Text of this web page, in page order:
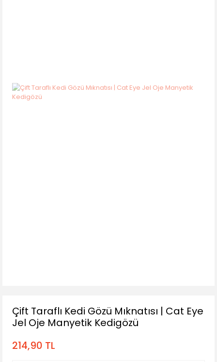
Çift Taraflı Kedi Gözü Mıknatısı | Cat Eye
Jel Oje Manyetik Kedigözü
214,90 TL